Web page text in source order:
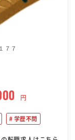
７７
円
学歴不問